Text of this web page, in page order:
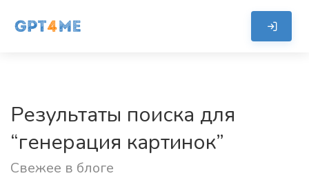
Результаты поиска для
“генерация картинок”
Свежее в блоге